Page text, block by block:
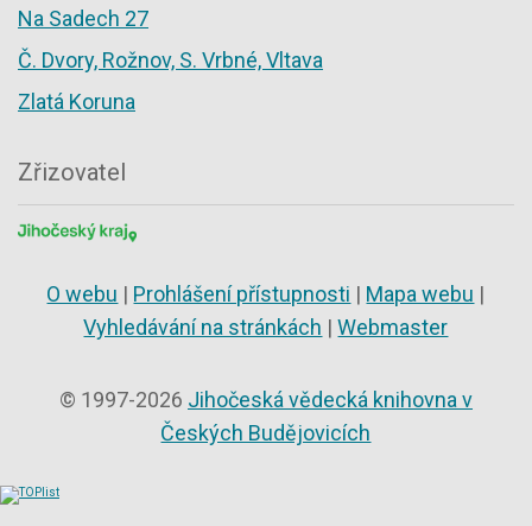
Na Sadech 27
Č. Dvory, Rožnov, S. Vrbné, Vltava
Zlatá Koruna
Zřizovatel
O webu | Prohlášení přístupnosti | Mapa webu |
Vyhledávání na stránkách |Webmaster
© 1997-2026 Jihočeská vědecká knihovna v
Českých Budějovicích